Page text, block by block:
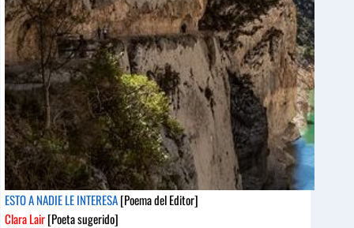
sugerido]
ESTO A NADIE LE INTERESA[Poema del Editor]
Clara Lair[Poeta sugerido]